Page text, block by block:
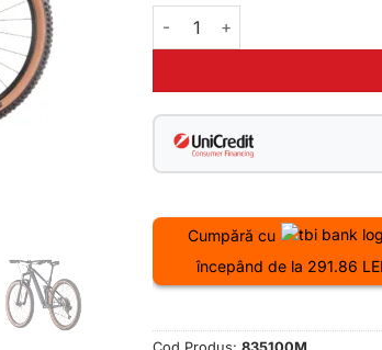
Cantitate Bicicleta Cube
Cumpără cu
începând de la 291.86 LEI